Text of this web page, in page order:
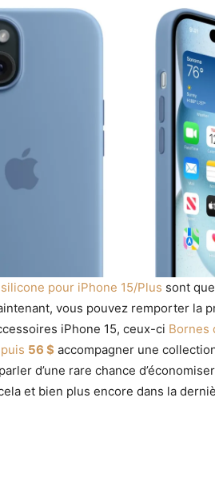
pour iPhone 15/Plus sont
vous pouvez remporter la
iPhone 15, ceux-ci Bornes
56 $ accompagner une
d’une rare chance
et bien plus encore dans la